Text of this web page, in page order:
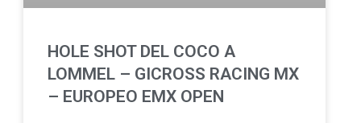
HOLE SHOT DEL COCO A
LOMMEL – GICROSS RACING MX
– EUROPEO EMX OPEN